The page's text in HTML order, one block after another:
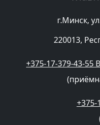
г.Минск,
220013,
+375-17-379-43-55
+375-